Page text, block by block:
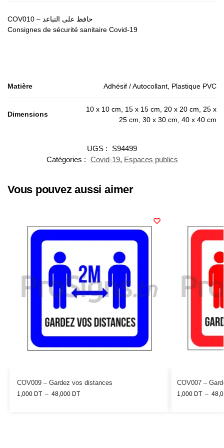
COV010 – حافظ على التباعد
Consignes de sécurité sanitaire Covid-19
Matière Adhésif / Autocollant, Plastique PVC
Dimensions
10 x 10 cm, 15 x 15 cm, 20 x 20 cm, 25 x
25 cm, 30 x 30 cm, 40 x 40 cm
UGS :
S94499
Catégories : Covid-19, Espaces publics
Vous pouvez aussi aimer
COV009 – Gardez vos distances
1,000 DT – 48,000 DT
COV007 –
1,000 DT –